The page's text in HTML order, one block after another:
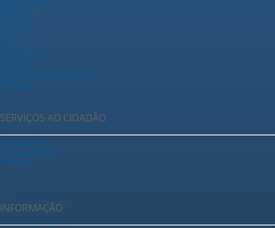
Prefeito e Vice
Secretarias
ARAPREV
SAEMA
TCA
Fundo Social
Legislação
Ouvidoria
Registrar Acesso a Informação
Fale Conosco
SERVIÇOS AO CIDADÃO
Ganha Tempo
Tributação Fazenda
Urbanismo
INFORMAÇÃO